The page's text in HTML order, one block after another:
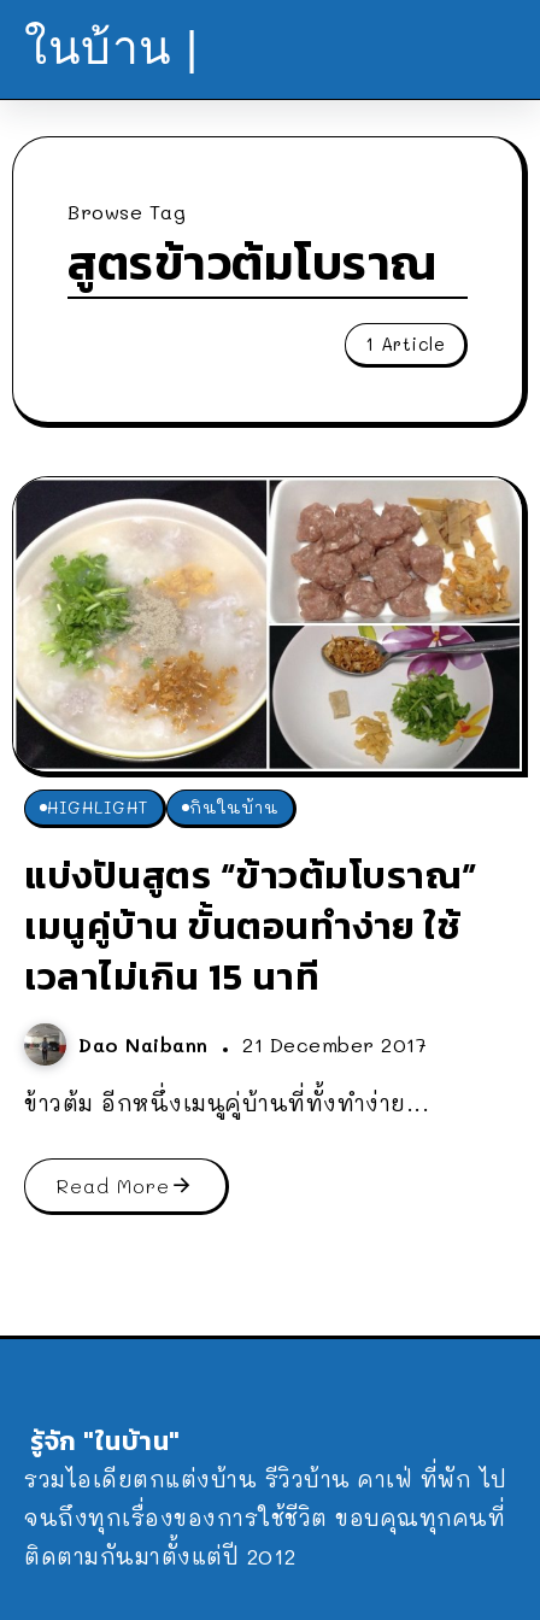
ในบ้าน |
Browse Tag
สูตรข้าวต้มโบราณ
1 Article
HIGHLIGHT กินในบ้าน
แบ่งปันสูตร “ข้าวต้มโบราณ”
เมนูคู่บ้าน ขั้นตอนทำง่าย ใช้
เวลาไม่เกิน 15 นาที
Dao Naibann 21 December 2017
ข้าวต้ม อีกหนึ่งเมนูคู่บ้านที่ทั้งทำง่าย...
Read More
รู้จัก "ในบ้าน"
รวมไอเดียตกแต่งบ้าน รีวิวบ้าน คาเฟ่ ที่พัก ไป
จนถึงทุกเรื่องของการใช้ชีวิต ขอบคุณทุกคนที่
ติดตามกันมาตั้งแต่ปี 2012